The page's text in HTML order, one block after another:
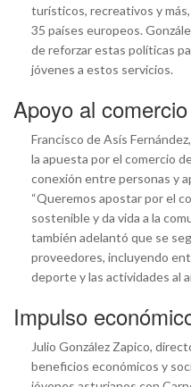
turísticos, recreativos y
35 países europeos.
de reforzar estas políticas
jóvenes a estos servicios.
Apoyo al
Francisco de Asís
la apuesta por el comercio
conexión entre personas y
“Queremos apostar por el
sostenible y da vida a la
también adelantó que se
proveedores, incluyendo
deporte y las actividades al
Impulso
Julio González Zapico,
beneficios económicos y